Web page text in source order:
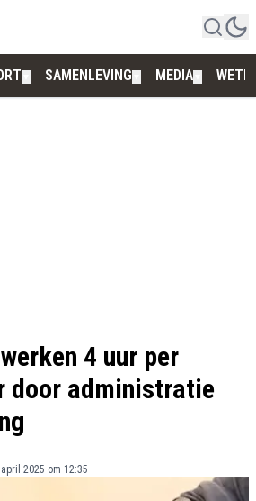
SAMENLEVING MEDIA
4 uur per
door administratie
2025 om 12:35